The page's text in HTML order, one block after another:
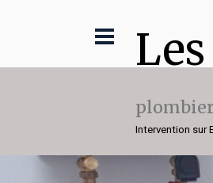
Intervention sur